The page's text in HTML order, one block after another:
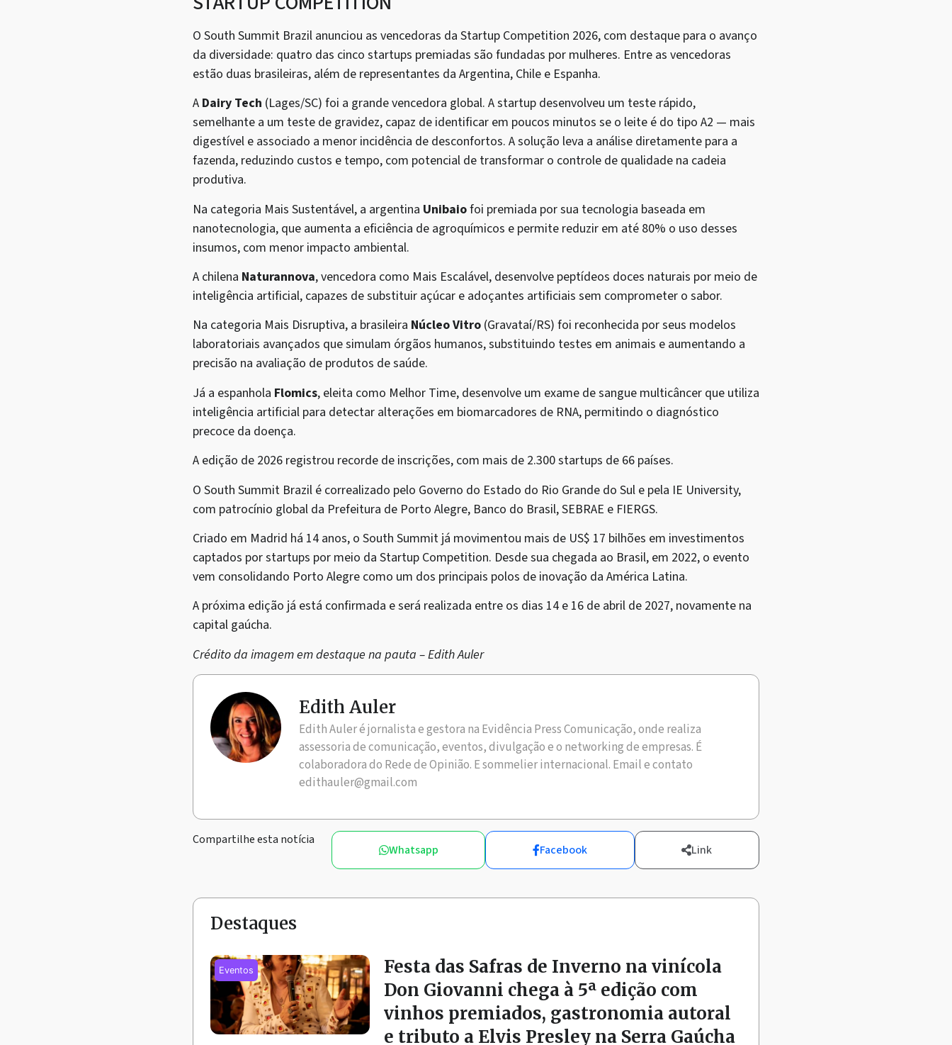
O South Summit Brazil anunciou as vencedoras da Startup Competition 2026, com destaque para o avanço
da diversidade: quatro das cinco startups premiadas são fundadas por mulheres. Entre as vencedoras
estão duas brasileiras, além de representantes da Argentina, Chile e Espanha.
A Dairy Tech (Lages/SC) foi a grande vencedora global. A startup desenvolveu um teste rápido,
semelhante a um teste de gravidez, capaz de identificar em poucos minutos se o leite é do tipo A2 — mais
digestível e associado a menor incidência de desconfortos. A solução leva a análise diretamente para a
fazenda, reduzindo custos e tempo, com potencial de transformar o controle de qualidade na cadeia
produtiva.
Na categoria Mais Sustentável, a argentina Unibaiofoi premiada por sua tecnologia baseada em
nanotecnologia, que aumenta a eficiência de agroquímicos e permite reduzir em até 80% o uso desses
insumos, com menor impacto ambiental.
A chilena Naturannova, vencedora como Mais Escalável, desenvolve peptídeos doces naturais por meio de
inteligência artificial, capazes de substituir açúcar e adoçantes artificiais sem comprometer o sabor.
Na categoria Mais Disruptiva, a brasileira Núcleo Vitro (Gravataí/RS) foi reconhecida por seus modelos
laboratoriais avançados que simulam órgãos humanos, substituindo testes em animais e aumentando a
precisão na avaliação de produtos de saúde.
Já a espanhola Flomics, eleita como Melhor Time, desenvolve um exame de sangue multicâncer que utiliza
inteligência artificial para detectar alterações em biomarcadores de RNA, permitindo o diagnóstico
precoce da doença.
A edição de 2026 registrou recorde de inscrições, com mais de 2.300 startups de 66 países.
O South Summit Brazil é correalizado pelo Governo do Estado do Rio Grande do Sul e pela IE University,
com patrocínio global da Prefeitura de Porto Alegre, Banco do Brasil, SEBRAE e FIERGS.
Criado em Madrid há 14 anos, o South Summit já movimentou mais de US$ 17 bilhões em investimentos
captados por startups por meio da Startup Competition. Desde sua chegada ao Brasil, em 2022, o evento
vem consolidando Porto Alegre como um dos principais polos de inovação da América Latina.
A próxima edição já está confirmada e será realizada entre os dias 14 e 16 de abril de 2027, novamente na
capital gaúcha.
Crédito da imagem em destaque na pauta – Edith Auler
Edith Auler
Edith Auler é jornalista e gestora na Evidência Press Comunicação, onde realiza
assessoria de comunicação, eventos, divulgação e o networking de empresas. É
colaboradora do Rede de Opinião. E sommelier internacional. Email e contato
edithauler@gmail.com
Compartilhe esta notícia
Whatsapp Facebook Link
Destaques
Festa das Safras de Inverno na vinícola
Don Giovanni chega à 5ª edição com
vinhos premiados, gastronomia autoral
e tributo a Elvis Presley na Serra Gaúcha